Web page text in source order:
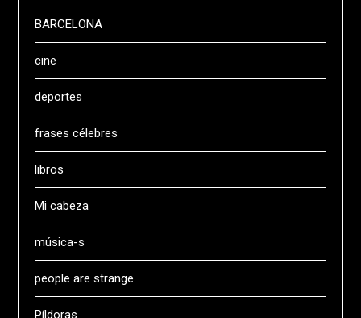
BARCELONA
cine
deportes
frases célebres
libros
Mi cabeza
música-s
people are strange
Píldoras